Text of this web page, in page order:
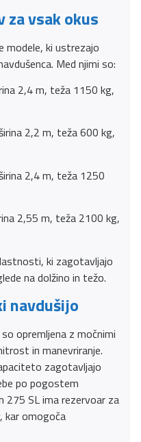
za vsak okus
modele, ki ustrezajo
Med njimi so:
2,4 m, teža 1150 kg,
2,2 m, teža 600 kg,
2,4 m, teža 1250
2,55 m, teža 2100 kg,
ki zagotavljajo
na dolžino in težo.
navdušijo
opremljena z močnimi
in manevriranje.
zagotavljajo
po pogostem
275 SL ima rezervoar za
kar omogoča